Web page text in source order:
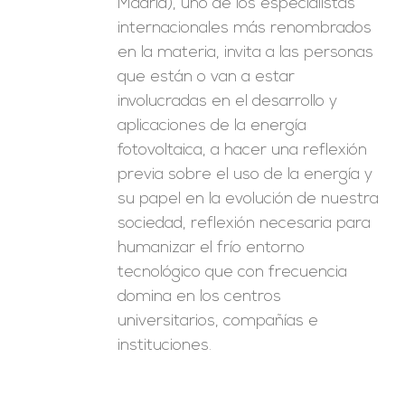
Madrid), uno de los especialistas
internacionales más renombrados
en la materia, invita a las personas
que están o van a estar
involucradas en el desarrollo y
aplicaciones de la energía
fotovoltaica, a hacer una reflexión
previa sobre el uso de la energía y
su papel en la evolución de nuestra
sociedad, reflexión necesaria para
humanizar el frío entorno
tecnológico que con frecuencia
domina en los centros
universitarios, compañías e
instituciones.